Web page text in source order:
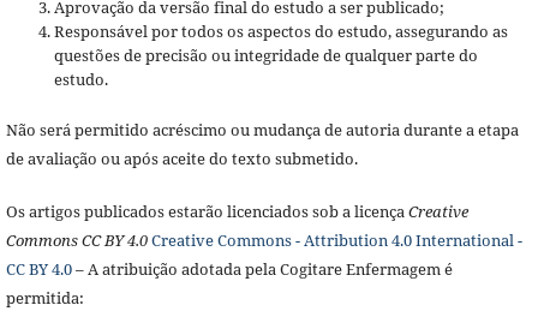
Aprovação da versão final do estudo a ser publicado;
Responsável por todos os aspectos do estudo, assegurando as
questões de precisão ou integridade de qualquer parte do
estudo.
Não será permitido acréscimo ou mudança de autoria durante a etapa
de avaliação ou após aceite do texto submetido.
Os artigos publicados estarão licenciados sob a licença Creative
Commons CC BY 4.0Creative Commons - Attribution 4.0 International -
CC BY 4.0– A atribuição adotada pela Cogitare Enfermagem é
permitida: